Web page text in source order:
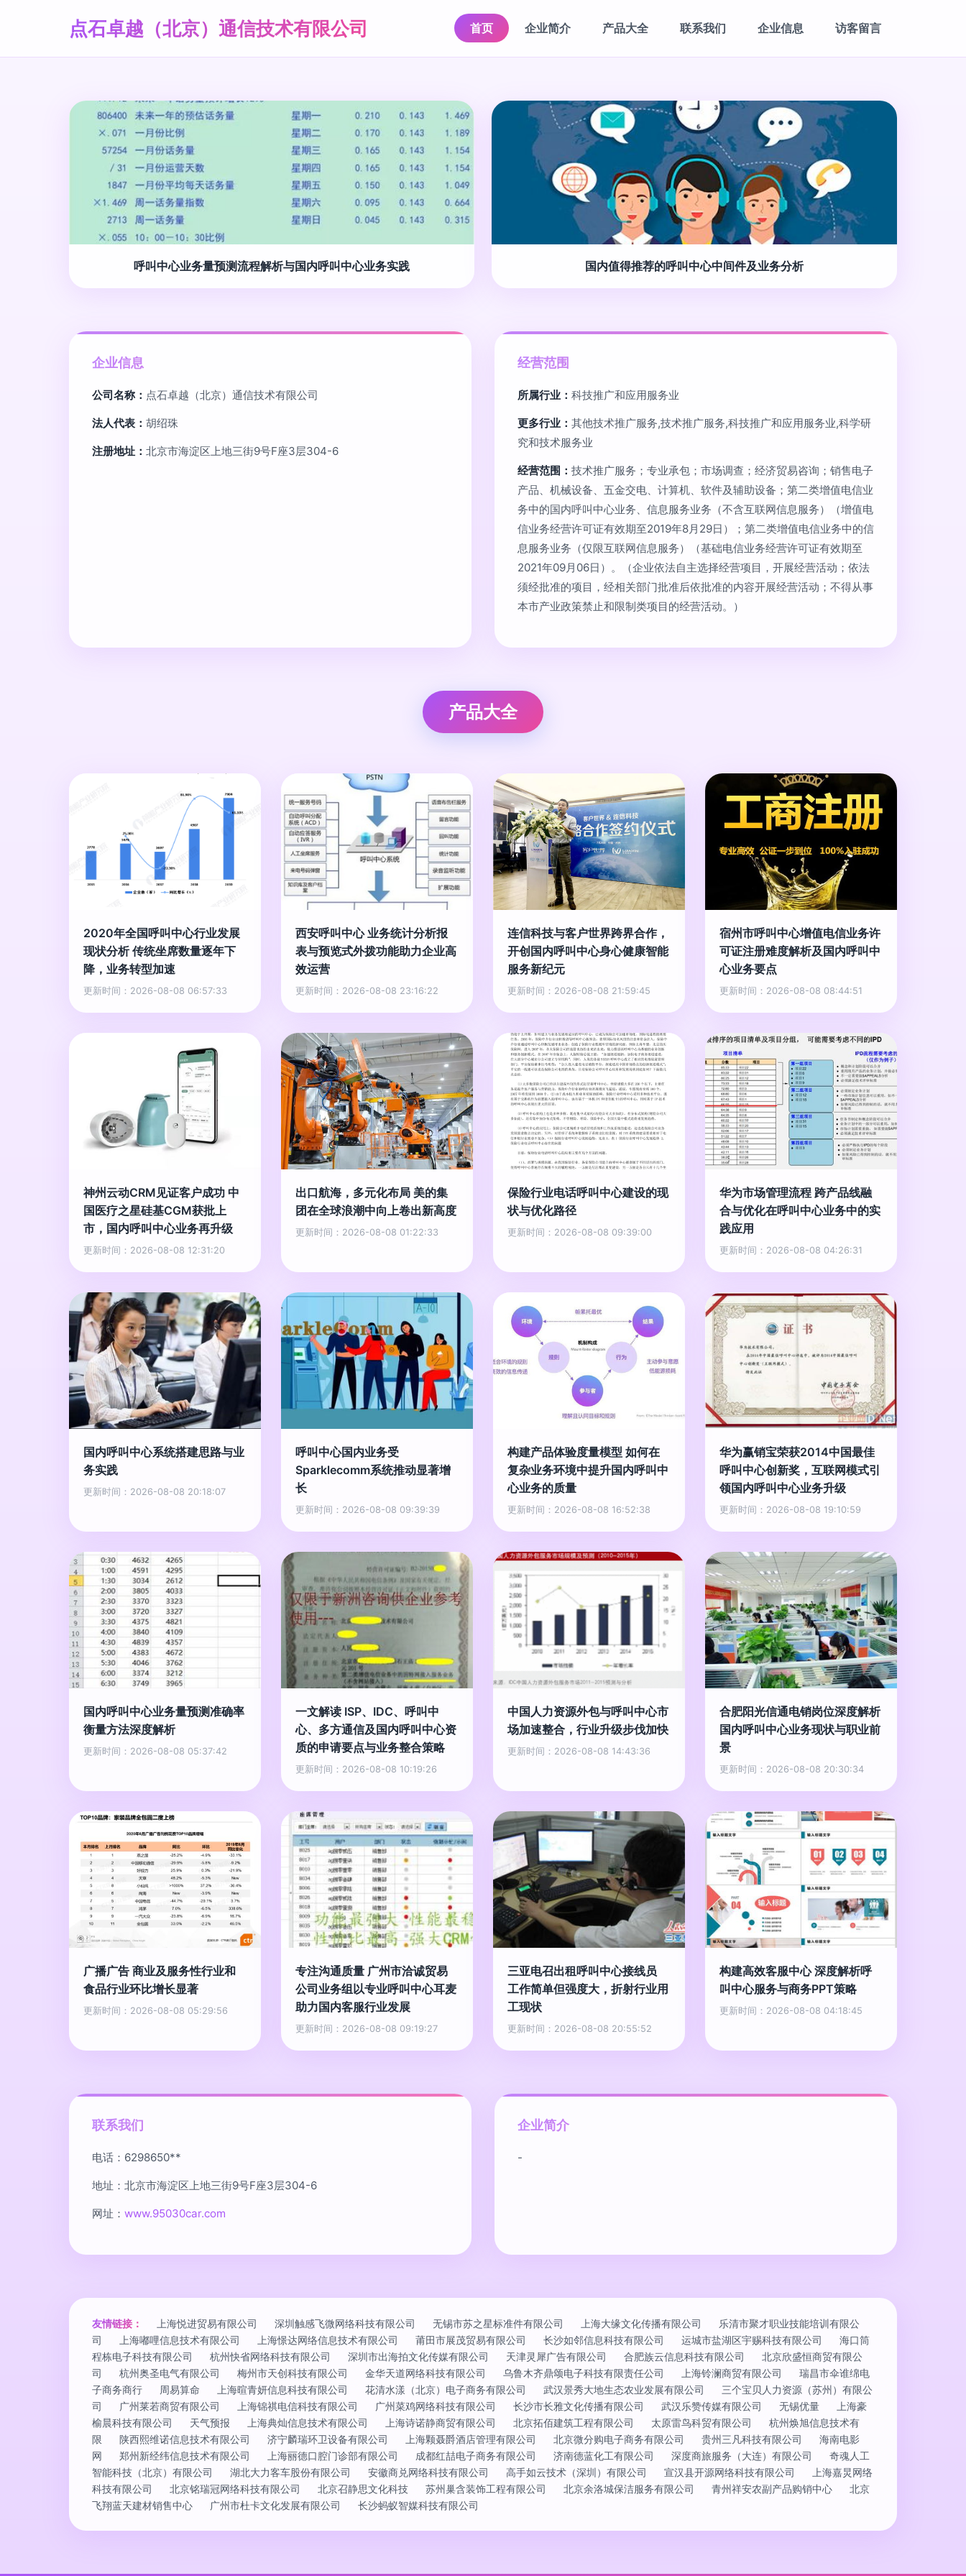
点石卓越（北京）通信技术有限公司 首页 企业简介 产品大全 联系我们 企业信息 访客留言
呼叫中心业务量预测流程解析与国内呼叫中心业务实践 国内值得推荐的呼叫中心中间件及业务分析
企业信息
公司名称： 点石卓越（北京）通信技术有限公司
法人代表： 胡绍珠
注册地址： 北京市海淀区上地三街9号F座3层304-6
经营范围
所属行业： 科技推广和应用服务业
更多行业： 其他技术推广服务,技术推广服务,科技推广和应用服务业,科学研
究和技术服务业
经营范围： 技术推广服务；专业承包；市场调查；经济贸易咨询；销售电子
产品、机械设备、五金交电、计算机、软件及辅助设备；第二类增值电信业
务中的国内呼叫中心业务、信息服务业务（不含互联网信息服务）（增值电
信业务经营许可证有效期至2019年8月29日）；第二类增值电信业务中的信
息服务业务（仅限互联网信息服务）（基础电信业务经营许可证有效期至
2021年09月06日）。（企业依法自主选择经营项目，开展经营活动；依法
须经批准的项目，经相关部门批准后依批准的内容开展经营活动；不得从事
本市产业政策禁止和限制类项目的经营活动。）
产品大全
2020年全国呼叫中心行业发展
现状分析 传统坐席数量逐年下
降，业务转型加速
更新时间：2026-08-08 06:57:33
西安呼叫中心 业务统计分析报
表与预览式外拨功能助力企业高
效运营
更新时间：2026-08-08 23:16:22
连信科技与客户世界跨界合作，
开创国内呼叫中心身心健康智能
服务新纪元
更新时间：2026-08-08 21:59:45
宿州市呼叫中心增值电信业务许
可证注册难度解析及国内呼叫中
心业务要点
更新时间：2026-08-08 08:44:51
神州云动CRM见证客户成功 中
国医疗之星硅基CGM获批上
市，国内呼叫中心业务再升级
更新时间：2026-08-08 12:31:20
出口航海，多元化布局 美的集
团在全球浪潮中向上卷出新高度
更新时间：2026-08-08 01:22:33
保险行业电话呼叫中心建设的现
状与优化路径
更新时间：2026-08-08 09:39:00
华为市场管理流程 跨产品线融
合与优化在呼叫中心业务中的实
践应用
更新时间：2026-08-08 04:26:31
国内呼叫中心系统搭建思路与业
务实践
更新时间：2026-08-08 20:18:07
呼叫中心国内业务受
Sparklecomm系统推动显著增
长
更新时间：2026-08-08 09:39:39
构建产品体验度量模型 如何在
复杂业务环境中提升国内呼叫中
心业务的质量
更新时间：2026-08-08 16:52:38
华为赢销宝荣获2014中国最佳
呼叫中心创新奖，互联网模式引
领国内呼叫中心业务升级
更新时间：2026-08-08 19:10:59
国内呼叫中心业务量预测准确率
衡量方法深度解析
更新时间：2026-08-08 05:37:42
一文解读 ISP、IDC、呼叫中
心、多方通信及国内呼叫中心资
质的申请要点与业务整合策略
更新时间：2026-08-08 10:19:26
中国人力资源外包与呼叫中心市
场加速整合，行业升级步伐加快
更新时间：2026-08-08 14:43:36
合肥阳光信通电销岗位深度解析
国内呼叫中心业务现状与职业前
景
更新时间：2026-08-08 20:30:34
广播广告 商业及服务性行业和
食品行业环比增长显著
更新时间：2026-08-08 05:29:56
专注沟通质量 广州市洽诚贸易
公司业务组以专业呼叫中心耳麦
助力国内客服行业发展
更新时间：2026-08-08 09:19:27
三亚电召出租呼叫中心接线员
工作简单但强度大，折射行业用
工现状
更新时间：2026-08-08 20:55:52
构建高效客服中心 深度解析呼
叫中心服务与商务PPT策略
更新时间：2026-08-08 04:18:45
联系我们
电话：6298650**
地址：北京市海淀区上地三街9号F座3层304-6
网址： www.95030car.com
企业简介
-
友情链接： 上海悦进贸易有限公司 深圳触感飞微网络科技有限公司 无锡市苏之星标准件有限公司 上海大缘文化传播有限公司
乐清市聚才职业技能培训有限公
司
上海嘟哩信息技术有限公司 上海憬达网络信息技术有限公司 莆田市展茂贸易有限公司 长沙如邻信息科技有限公司 运城市盐湖区宇赐科技有限公司
海口筒
程栋电子科技有限公司
杭州快省网络科技有限公司 深圳市出海拍文化传媒有限公司 天津灵犀广告有限公司 合肥族云信息科技有限公司
北京欣盛恒商贸有限公
司
杭州奥圣电气有限公司 梅州市天创科技有限公司 金华天道网络科技有限公司 乌鲁木齐鼎颂电子科技有限责任公司 上海铃澜商贸有限公司
瑞昌市伞谁绵电
子商务商行
周易算命 上海暄青妍信息科技有限公司 花清水漾（北京）电子商务有限公司 武汉景秀大地生态农业发展有限公司
三个宝贝人力资源（苏州）有限公
司
广州莱若商贸有限公司 上海锦祺电信科技有限公司 广州菜鸡网络科技有限公司 长沙市长雅文化传播有限公司 武汉乐赞传媒有限公司 无锡优量
上海豪
榆晨科技有限公司
天气预报 上海典灿信息技术有限公司 上海诗诺静商贸有限公司 北京拓佰建筑工程有限公司 太原雷鸟科贸有限公司
杭州焕旭信息技术有
限
陕西熙维诺信息技术有限公司 济宁麟瑞环卫设备有限公司 上海颗聂爵酒店管理有限公司 北京微分购电子商务有限公司 贵州三凡科技有限公司
海南电影
网
郑州新经纬信息技术有限公司 上海丽德口腔门诊部有限公司 成都红喆电子商务有限公司 济南德蓝化工有限公司 深度商旅服务（大连）有限公司
奇魂人工
智能科技（北京）有限公司
湖北大力客车股份有限公司 安徽商兑网络科技有限公司 高手如云技术（深圳）有限公司 宣汉县开源网络科技有限公司
上海嘉炅网络
科技有限公司
北京铭瑞冠网络科技有限公司 北京召静思文化科技 苏州巢含装饰工程有限公司 北京余洛城保洁服务有限公司 青州祥安农副产品购销中心
北京
飞翔蓝天建材销售中心
广州市杜卡文化发展有限公司 长沙蚂蚁智媒科技有限公司